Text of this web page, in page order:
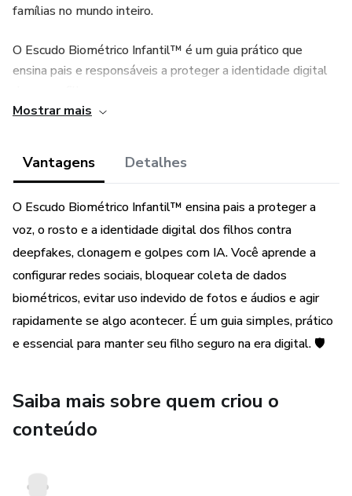
famílias no mundo inteiro.
O Escudo Biométrico Infantil™ é um guia prático que
ensina pais e responsáveis a proteger a identidade digital
Como impedir que fotos e vídeos do seu filho sejam
Como configurar redes sociais e celulares para máxima
privacidade
Como evitar coleta de dados faciais e de voz
Como ensinar a criança a se proteger de perfis e avatares
falsos
Tudo é explicado de forma simples, com passos claros,
Você não está comprando um e-book.
Mostrar mais
Vantagens Detalhes
O Escudo Biométrico Infantil™ ensina pais a proteger a
voz, o rosto e a identidade digital dos filhos contra
deepfakes, clonagem e golpes com IA. Você aprende a
configurar redes sociais, bloquear coleta de dados
biométricos, evitar uso indevido de fotos e áudios e agir
rapidamente se algo acontecer. É um guia simples, prático
e essencial para manter seu filho seguro na era digital. 🛡️
Saiba mais sobre quem criou o
conteúdo